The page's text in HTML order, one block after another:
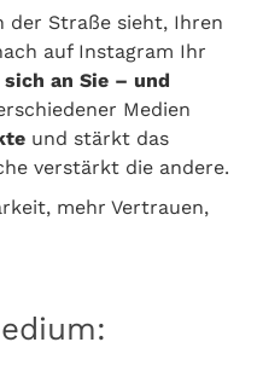
der Straße sieht, Ihren
auf Instagram Ihr
an Sie – und
Medien
und stärkt das
verstärkt die andere.
mehr Vertrauen,